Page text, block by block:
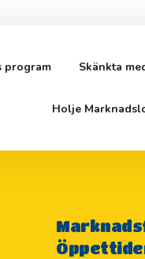
program Skänkta
Holje